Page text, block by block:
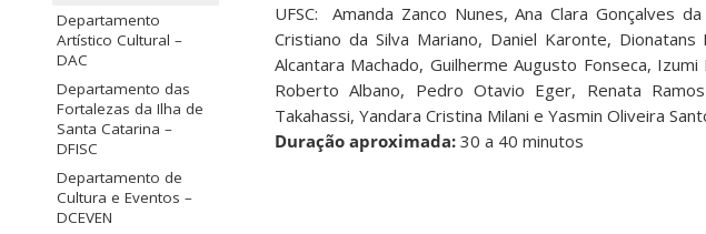
Departamento
Artístico Cultural –
DAC
Departamento das
Fortalezas da Ilha de
Santa Catarina –
DFISC
Departamento de
Cultura e Eventos –
DCEVEN
UFSC: Amanda Zanco Nunes, Ana Clara Gonçalves
Cristiano da Silva Mariano, Daniel Karonte,
Alcantara Machado, Guilherme Augusto Fonseca,
Roberto Albano, Pedro Otavio Eger, Renata
Takahassi, Yandara Cristina Milani e Yasmin Oliveira
Duração aproximada: 30 a 40 minutos